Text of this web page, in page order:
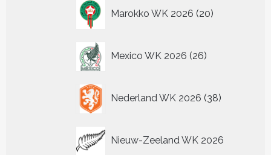
Marokko WK 2026 20
producten
Mexico WK 2026 26
producten
Nederland WK 2026 38
producten
Nieuw-Zeeland WK 2026